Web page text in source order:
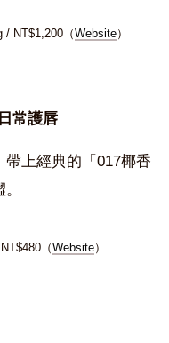
/ NT$1,200（Website）
常護唇
上經典的「017椰香
（Website）